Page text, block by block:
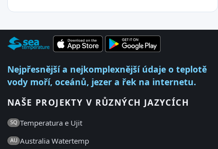
Nejpřesnější a nejkomplexnější údaje o teplotě
vody moří, oceánů, jezer a řek na internetu.
NAŠE PROJEKTY V RŮZNÝCH JAZYCÍCH
SQ Temperatura e Ujit
AU Australia Watertemp